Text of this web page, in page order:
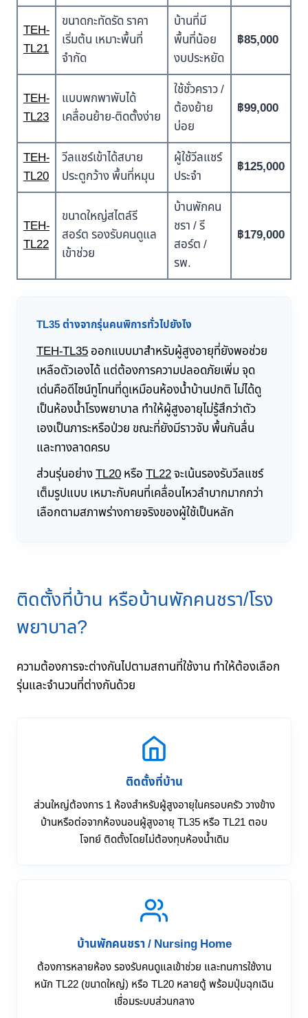
TEH-
TL21
ขนาดกะทัดรัด ราคา
เริ่มต้น เหมาะพื้นที่
จำกัด
บ้านที่มี
พื้นที่น้อย
งบประหยัด
฿85,000
TEH-
TL23
แบบพกพาพับได้
เคลื่อนย้าย-ติดตั้งง่าย
ใช้ชั่วคราว /
ต้องย้าย
บ่อย
฿99,000
TEH-
TL20
วีลแชร์เข้าได้สบาย
ประตูกว้าง พื้นที่หมุน
ผู้ใช้วีลแชร์
ประจำ
฿125,000
TEH-
TL22
ขนาดใหญ่สไตล์รี
สอร์ต รองรับคนดูแล
เข้าช่วย
บ้านพักคน
ชรา / รี
สอร์ต /
รพ.
฿179,000
TL35 ต่างจากรุ่นคนพิการทั่วไปยังไง
TEH-TL35ออกแบบมาสำหรับผู้สูงอายุที่ยังพอช่วย
เหลือตัวเองได้ แต่ต้องการความปลอดภัยเพิ่ม จุด
เด่นคือดีไซน์ทูโทนที่ดูเหมือนห้องน้ำบ้านปกติ ไม่ได้ดู
เป็นห้องน้ำโรงพยาบาล ทำให้ผู้สูงอายุไม่รู้สึกว่าตัว
เองเป็นภาระหรือป่วย ขณะที่ยังมีราวจับ พื้นกันลื่น
และทางลาดครบ
ส่วนรุ่นอย่างTL20หรือTL22จะเน้นรองรับวีลแชร์
เต็มรูปแบบ เหมาะกับคนที่เคลื่อนไหวลำบากมากกว่า
เลือกตามสภาพร่างกายจริงของผู้ใช้เป็นหลัก
ติดตั้งที่บ้าน หรือบ้านพักคนชรา/โรง
พยาบาล?
ความต้องการจะต่างกันไปตามสถานที่ใช้งาน ทำให้ต้องเลือก
รุ่นและจำนวนที่ต่างกันด้วย
ติดตั้งที่บ้าน
ส่วนใหญ่ต้องการ 1 ห้องสำหรับผู้สูงอายุในครอบครัว วางข้าง
บ้านหรือต่อจากห้องนอนผู้สูงอายุ TL35 หรือ TL21 ตอบ
โจทย์ ติดตั้งโดยไม่ต้องทุบห้องน้ำเดิม
บ้านพักคนชรา / Nursing Home
ต้องการหลายห้อง รองรับคนดูแลเข้าช่วย และทนการใช้งาน
หนัก TL22 (ขนาดใหญ่) หรือ TL20 หลายตู้ พร้อมปุ่มฉุกเฉิน
เชื่อมระบบส่วนกลาง